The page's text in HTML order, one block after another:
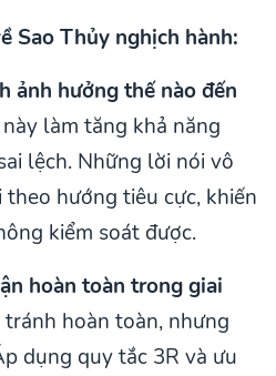
Sao Thủy nghịch hành:
ảnh hưởng thế nào đến
làm tăng khả năng
lệch. Những lời nói vô
hướng tiêu cực, khiến
kiểm soát được.
hoàn toàn trong giai
tránh hoàn toàn, nhưng
dụng quy tắc 3R và ưu